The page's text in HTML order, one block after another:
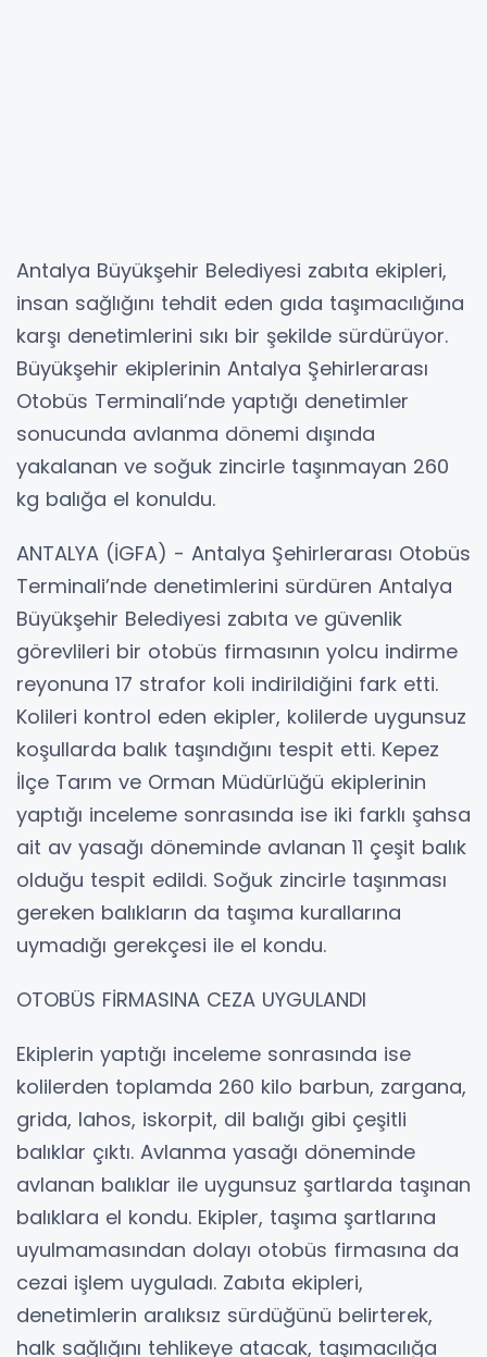
Antalya Büyükşehir Belediyesi zabıta ekipleri,
insan sağlığını tehdit eden gıda taşımacılığına
karşı denetimlerini sıkı bir şekilde sürdürüyor.
Büyükşehir ekiplerinin Antalya Şehirlerarası
Otobüs Terminali’nde yaptığı denetimler
sonucunda avlanma dönemi dışında
yakalanan ve soğuk zincirle taşınmayan 260
kg balığa el konuldu.
ANTALYA (İGFA) - Antalya Şehirlerarası Otobüs
Terminali’nde denetimlerini sürdüren Antalya
Büyükşehir Belediyesi zabıta ve güvenlik
görevlileri bir otobüs firmasının yolcu indirme
reyonuna 17 strafor koli indirildiğini fark etti.
Kolileri kontrol eden ekipler, kolilerde uygunsuz
koşullarda balık taşındığını tespit etti. Kepez
İlçe Tarım ve Orman Müdürlüğü ekiplerinin
yaptığı inceleme sonrasında ise iki farklı şahsa
ait av yasağı döneminde avlanan 11 çeşit balık
olduğu tespit edildi. Soğuk zincirle taşınması
gereken balıkların da taşıma kurallarına
uymadığı gerekçesi ile el kondu.
OTOBÜS FİRMASINA CEZA UYGULANDI
Ekiplerin yaptığı inceleme sonrasında ise
kolilerden toplamda 260 kilo barbun, zargana,
grida, lahos, iskorpit, dil balığı gibi çeşitli
balıklar çıktı. Avlanma yasağı döneminde
avlanan balıklar ile uygunsuz şartlarda taşınan
balıklara el kondu. Ekipler, taşıma şartlarına
uyulmamasından dolayı otobüs firmasına da
cezai işlem uyguladı. Zabıta ekipleri,
denetimlerin aralıksız sürdüğünü belirterek,
halk sağlığını tehlikeye atacak, taşımacılığa